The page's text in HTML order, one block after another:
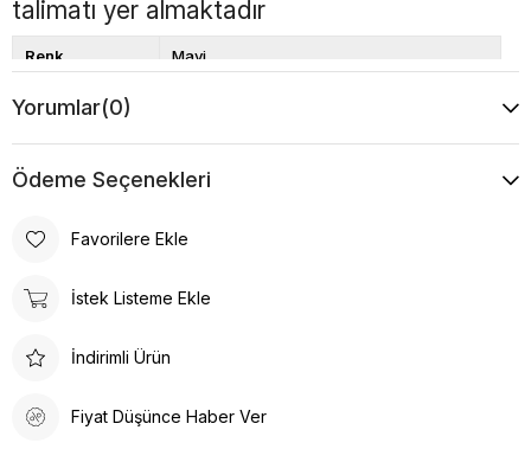
talimatı yer almaktadır
Renk Mavi
Desen Düz
Yorumlar(0)
Ödeme Seçenekleri
Favorilere Ekle
İstek Listeme Ekle
İndirimli Ürün
Fiyat Düşünce Haber Ver